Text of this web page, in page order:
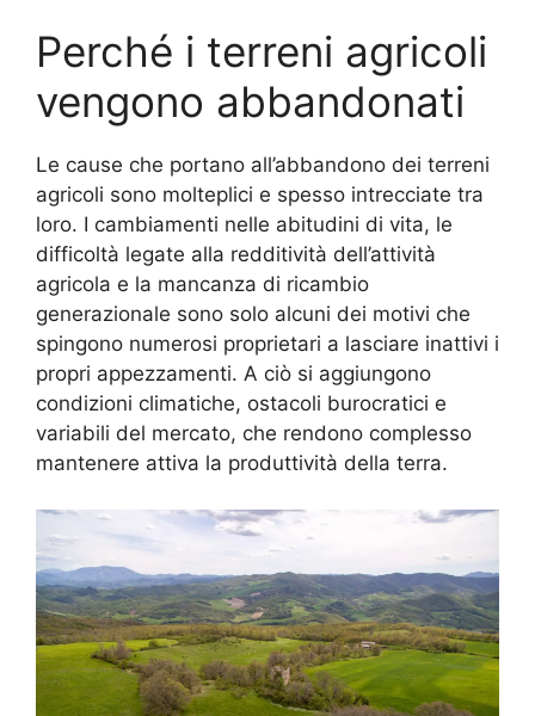
Perché i terreni agricoli
vengono abbandonati
Le cause che portano all’abbandono dei terreni
agricoli sono molteplici e spesso intrecciate tra
loro. I cambiamenti nelle abitudini di vita, le
difficoltà legate alla redditività dell’attività
agricola e la mancanza di ricambio
generazionale sono solo alcuni dei motivi che
spingono numerosi proprietari a lasciare inattivi i
propri appezzamenti. A ciò si aggiungono
condizioni climatiche, ostacoli burocratici e
variabili del mercato, che rendono complesso
mantenere attiva la produttività della terra.